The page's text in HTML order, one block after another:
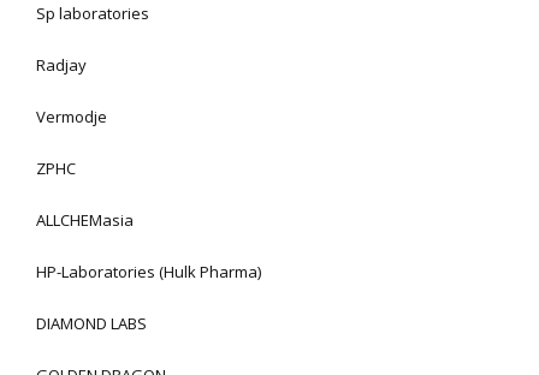
Sp laboratories
Radjay
Vermodje
ZPHC
ALLCHEMasia
HP-Laboratories (Hulk Pharma)
DIAMOND LABS